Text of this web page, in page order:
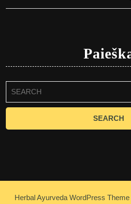
for:
Herbal Ayurveda WordPress Theme